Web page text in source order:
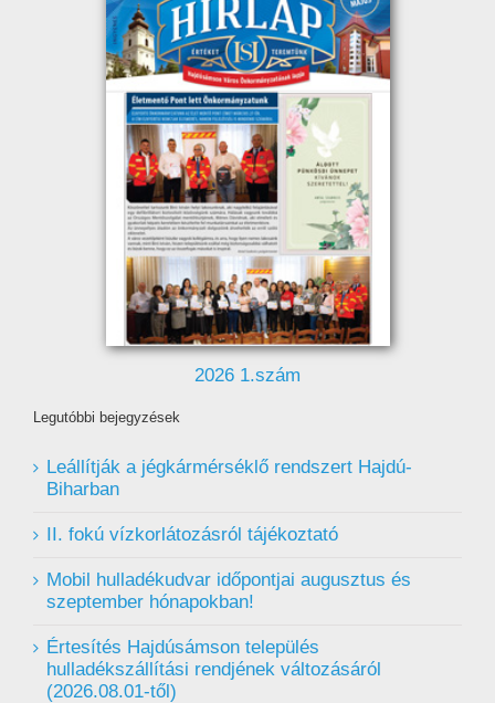
2026 1.szám
Legutóbbi bejegyzések
Leállítják a jégkármérséklő rendszert Hajdú-
Biharban
II. fokú vízkorlátozásról tájékoztató
Mobil hulladékudvar ️időpontjai augusztus és
szeptember hónapokban!
Értesítés Hajdúsámson település
hulladékszállítási rendjének változásáról
(2026.08.01-től)